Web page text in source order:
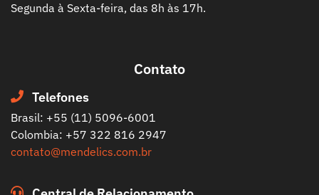
Segunda à Sexta-feira, das 8h às 17h.
Contato
Telefones
Brasil: +55 (11) 5096-6001
Colombia: +57 322 816 2947
contato@mendelics.com.br